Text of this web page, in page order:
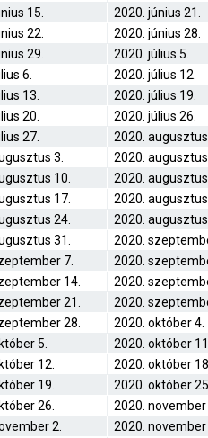
15.
2020. június 21.
22.
2020. június 28.
29.
2020. július 5.
6.
2020. július 12.
13.
2020. július 19.
20.
2020. július 26.
27.
2020.
3.
2020.
10.
2020.
17.
2020.
24.
2020.
31.
2020.
7.
2020.
14.
2020.
21.
2020.
28.
2020. október 4.
5.
2020. október
12.
2020. október
19.
2020. október
26.
2020. november
2. 2020. november